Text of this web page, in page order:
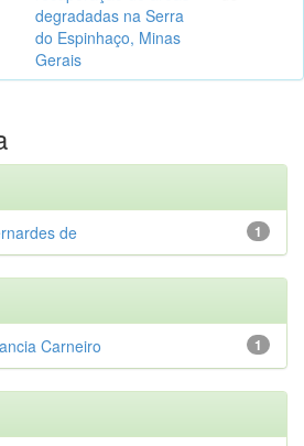
degradadas na Serra
do Espinhaço, Minas
Gerais
1
de
1
Carneiro